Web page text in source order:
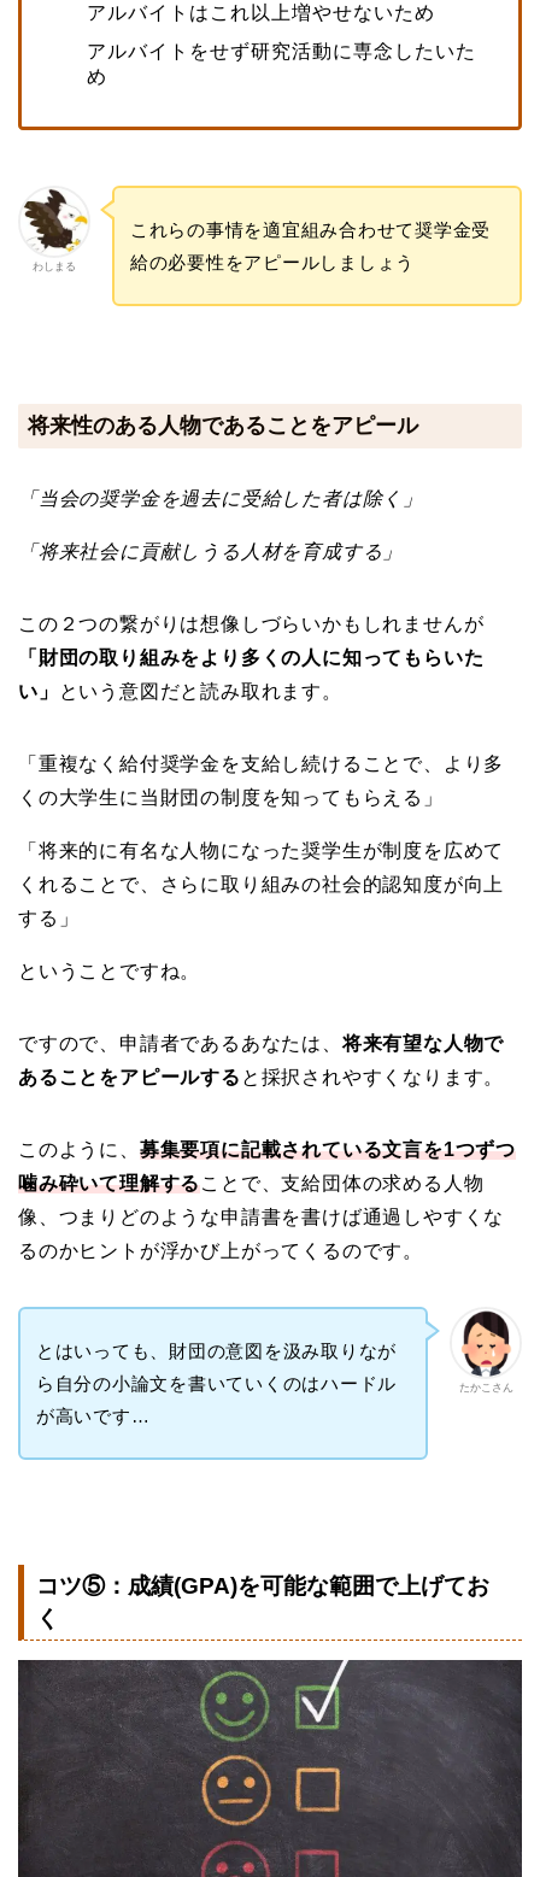
アルバイトはこれ以上増やせないため
アルバイトをせず研究活動に専念したいた
め
わしまる
これらの事情を適宜組み合わせて奨学金受
給の必要性をアピールしましょう
将来性のある人物であることをアピール
「当会の奨学金を過去に受給した者は除く」
「将来社会に貢献しうる人材を育成する」
この２つの繋がりは想像しづらいかもしれませんが
「財団の取り組みをより多くの人に知ってもらいた
い」
という意図だと読み取れます。
「重複なく給付奨学金を支給し続けることで、より多
くの大学生に当財団の制度を知ってもらえる」
「将来的に有名な人物になった奨学生が制度を広めて
くれることで、さらに取り組みの社会的認知度が向上
する」
ということですね。
ですので、申請者であるあなたは、将来有望な人物で
あることをアピールする と採択されやすくなります。
このように、 募集要項に記載されている文言を1つずつ
噛み砕いて理解することで、支給団体の求める人物
像、つまりどのような申請書を書けば通過しやすくな
るのかヒントが浮かび上がってくるのです。
たかこさん
とはいっても、財団の意図を汲み取りなが
ら自分の小論文を書いていくのはハードル
が高いです…
コツ⑤：成績(GPA)を可能な範囲で上げてお
く